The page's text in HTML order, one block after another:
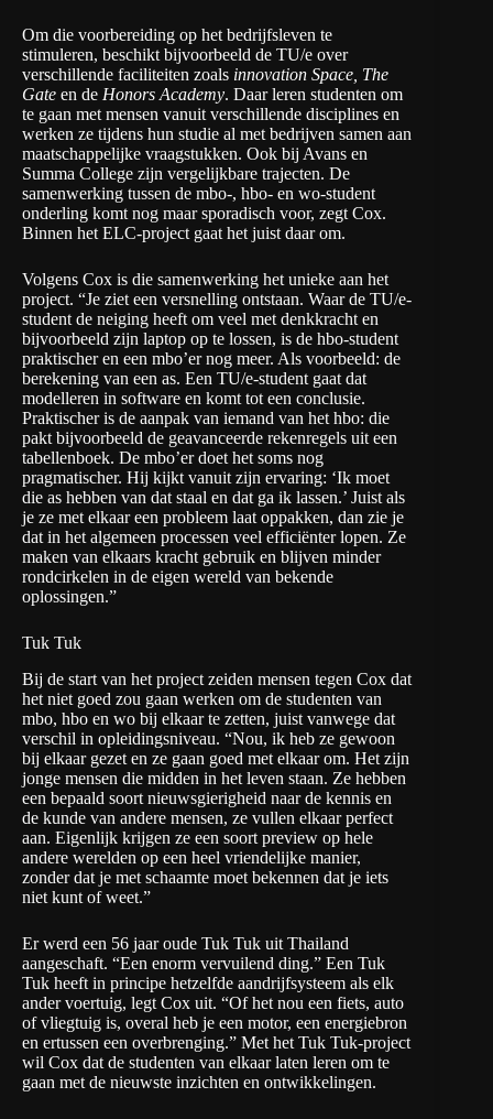
Om die voorbereiding op het bedrijfsleven te
stimuleren, beschikt bijvoorbeeld de TU/e over
verschillende faciliteiten zoals innovation Space, The
Gate en de Honors Academy. Daar leren studenten om
te gaan met mensen vanuit verschillende disciplines en
werken ze tijdens hun studie al met bedrijven samen aan
maatschappelijke vraagstukken. Ook bij Avans en
Summa College zijn vergelijkbare trajecten. De
samenwerking tussen de mbo-, hbo- en wo-student
onderling komt nog maar sporadisch voor, zegt Cox.
Binnen het ELC-project gaat het juist daar om.
Volgens Cox is die samenwerking het unieke aan het
project. “Je ziet een versnelling ontstaan. Waar de TU/e-
student de neiging heeft om veel met denkkracht en
bijvoorbeeld zijn laptop op te lossen, is de hbo-student
praktischer en een mbo’er nog meer. Als voorbeeld: de
berekening van een as. Een TU/e-student gaat dat
modelleren in software en komt tot een conclusie.
Praktischer is de aanpak van iemand van het hbo: die
pakt bijvoorbeeld de geavanceerde rekenregels uit een
tabellenboek. De mbo’er doet het soms nog
pragmatischer. Hij kijkt vanuit zijn ervaring: ‘Ik moet
die as hebben van dat staal en dat ga ik lassen.’ Juist als
je ze met elkaar een probleem laat oppakken, dan zie je
dat in het algemeen processen veel efficiënter lopen. Ze
maken van elkaars kracht gebruik en blijven minder
rondcirkelen in de eigen wereld van bekende
oplossingen.”
Tuk Tuk
Bij de start van het project zeiden mensen tegen Cox dat
het niet goed zou gaan werken om de studenten van
mbo, hbo en wo bij elkaar te zetten, juist vanwege dat
verschil in opleidingsniveau. “Nou, ik heb ze gewoon
bij elkaar gezet en ze gaan goed met elkaar om. Het zijn
jonge mensen die midden in het leven staan. Ze hebben
een bepaald soort nieuwsgierigheid naar de kennis en
de kunde van andere mensen, ze vullen elkaar perfect
aan. Eigenlijk krijgen ze een soort preview op hele
andere werelden op een heel vriendelijke manier,
zonder dat je met schaamte moet bekennen dat je iets
niet kunt of weet.”
Er werd een 56 jaar oude Tuk Tuk uit Thailand
aangeschaft. “Een enorm vervuilend ding.” Een Tuk
Tuk heeft in principe hetzelfde aandrijfsysteem als elk
ander voertuig, legt Cox uit. “Of het nou een fiets, auto
of vliegtuig is, overal heb je een motor, een energiebron
en ertussen een overbrenging.” Met het Tuk Tuk-project
wil Cox dat de studenten van elkaar laten leren om te
gaan met de nieuwste inzichten en ontwikkelingen.